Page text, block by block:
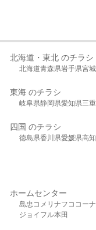
北海道・東北 のチラシ
北海道青森県岩手県宮
東海 のチラシ
岐阜県静岡県愛知県三
四国 のチラシ
徳島県香川県愛媛県高
ホームセンター
島忠 コメリ ナフコ コー
ジョイフル本田